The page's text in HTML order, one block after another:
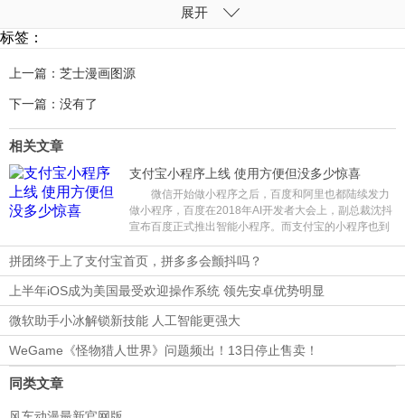
展开
标签：
上一篇：芝士漫画图源
下一篇：没有了
相关文章
支付宝小程序上线 使用方便但没多少惊喜
微信开始做小程序之后，百度和阿里也都陆续发力
做小程序，百度在2018年AI开发者大会上，副总裁沈抖
宣布百度正式推出智能小程序。而支付宝的小程序也到
了最后内测的阶段，预计近期就会全面开放，小程序的
位置可能会在支付宝首页第一屏置顶的位置，可见支付
宝对于小程序的重视。
拼团终于上了支付宝首页，拼多多会颤抖吗？
上半年iOS成为美国最受欢迎操作系统 领先安卓优势明显
微软助手小冰解锁新技能 人工智能更强大
WeGame《怪物猎人世界》问题频出！13日停止售卖！
同类文章